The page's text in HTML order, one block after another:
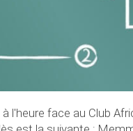
l'heure face au Club